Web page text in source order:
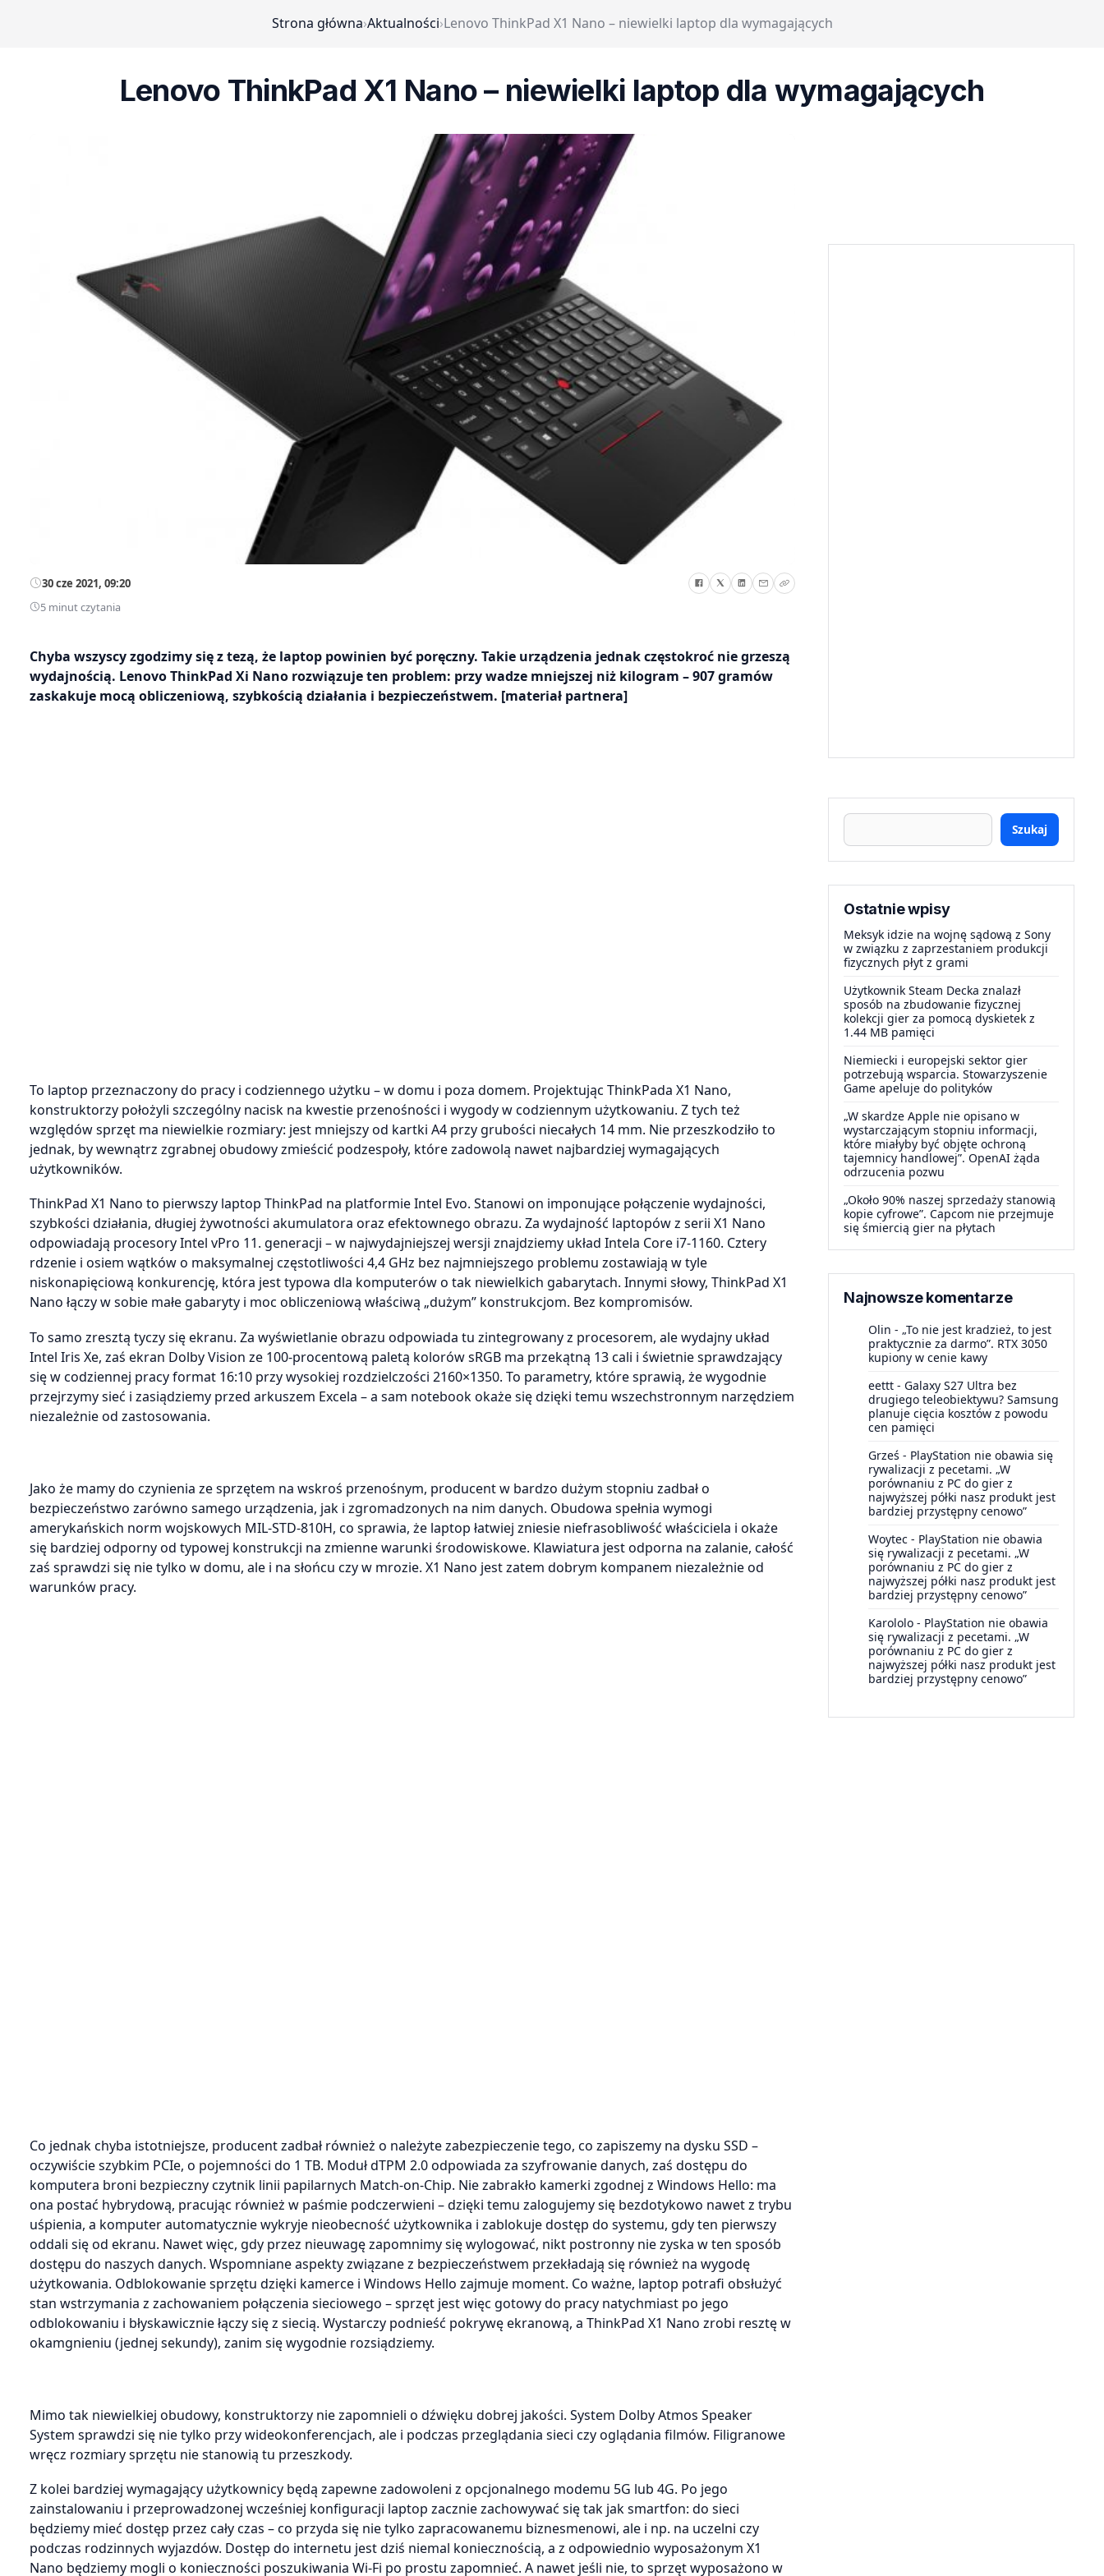
Strona główna›Aktualności›Lenovo ThinkPad X1 Nano – niewielki laptop dla wymagających
Lenovo ThinkPad X1 Nano – niewielki laptop dla wymagających
30 cze 2021, 09:20
5 minut czytania
Chyba wszyscy zgodzimy się z tezą, że laptop powinien być poręczny. Takie urządzenia jednak częstokroć nie grzeszą
wydajnością. Lenovo ThinkPad Xi Nano rozwiązuje ten problem: przy wadze mniejszej niż kilogram – 907 gramów
zaskakuje mocą obliczeniową, szybkością działania i bezpieczeństwem. [materiał partnera]
To laptop przeznaczony do pracy i codziennego użytku – w domu i poza domem. Projektując ThinkPada X1 Nano,
konstruktorzy położyli szczególny nacisk na kwestie przenośności i wygody w codziennym użytkowaniu. Z tych też
względów sprzęt ma niewielkie rozmiary: jest mniejszy od kartki A4 przy grubości niecałych 14 mm. Nie przeszkodziło to
jednak, by wewnątrz zgrabnej obudowy zmieścić podzespoły, które zadowolą nawet najbardziej wymagających
użytkowników.
ThinkPad X1 Nano to pierwszy laptop ThinkPad na platformie Intel Evo. Stanowi on imponujące połączenie wydajności,
szybkości działania, długiej żywotności akumulatora oraz efektownego obrazu. Za wydajność laptopów z serii X1 Nano
odpowiadają procesory Intel vPro 11. generacji – w najwydajniejszej wersji znajdziemy układ Intela Core i7-1160. Cztery
rdzenie i osiem wątków o maksymalnej częstotliwości 4,4 GHz bez najmniejszego problemu zostawiają w tyle
niskonapięciową konkurencję, która jest typowa dla komputerów o tak niewielkich gabarytach. Innymi słowy, ThinkPad X1
Nano łączy w sobie małe gabaryty i moc obliczeniową właściwą „dużym” konstrukcjom. Bez kompromisów.
To samo zresztą tyczy się ekranu. Za wyświetlanie obrazu odpowiada tu zintegrowany z procesorem, ale wydajny układ
Intel Iris Xe, zaś ekran Dolby Vision ze 100-procentową paletą kolorów sRGB ma przekątną 13 cali i świetnie sprawdzający
się w codziennej pracy format 16:10 przy wysokiej rozdzielczości 2160×1350. To parametry, które sprawią, że wygodnie
przejrzymy sieć i zasiądziemy przed arkuszem Excela – a sam notebook okaże się dzięki temu wszechstronnym narzędziem
niezależnie od zastosowania.
Jako że mamy do czynienia ze sprzętem na wskroś przenośnym, producent w bardzo dużym stopniu zadbał o
bezpieczeństwo zarówno samego urządzenia, jak i zgromadzonych na nim danych. Obudowa spełnia wymogi
amerykańskich norm wojskowych MIL-STD-810H, co sprawia, że laptop łatwiej zniesie niefrasobliwość właściciela i okaże
się bardziej odporny od typowej konstrukcji na zmienne warunki środowiskowe. Klawiatura jest odporna na zalanie, całość
zaś sprawdzi się nie tylko w domu, ale i na słońcu czy w mrozie. X1 Nano jest zatem dobrym kompanem niezależnie od
warunków pracy.
Co jednak chyba istotniejsze, producent zadbał również o należyte zabezpieczenie tego, co zapiszemy na dysku SSD –
oczywiście szybkim PCIe, o pojemności do 1 TB. Moduł dTPM 2.0 odpowiada za szyfrowanie danych, zaś dostępu do
komputera broni bezpieczny czytnik linii papilarnych Match-on-Chip. Nie zabrakło kamerki zgodnej z Windows Hello: ma
ona postać hybrydową, pracując również w paśmie podczerwieni – dzięki temu zalogujemy się bezdotykowo nawet z trybu
uśpienia, a komputer automatycznie wykryje nieobecność użytkownika i zablokuje dostęp do systemu, gdy ten pierwszy
oddali się od ekranu. Nawet więc, gdy przez nieuwagę zapomnimy się wylogować, nikt postronny nie zyska w ten sposób
dostępu do naszych danych. Wspomniane aspekty związane z bezpieczeństwem przekładają się również na wygodę
użytkowania. Odblokowanie sprzętu dzięki kamerce i Windows Hello zajmuje moment. Co ważne, laptop potrafi obsłużyć
stan wstrzymania z zachowaniem połączenia sieciowego – sprzęt jest więc gotowy do pracy natychmiast po jego
odblokowaniu i błyskawicznie łączy się z siecią. Wystarczy podnieść pokrywę ekranową, a ThinkPad X1 Nano zrobi resztę w
okamgnieniu (jednej sekundy), zanim się wygodnie rozsiądziemy.
Mimo tak niewielkiej obudowy, konstruktorzy nie zapomnieli o dźwięku dobrej jakości. System Dolby Atmos Speaker
System sprawdzi się nie tylko przy wideokonferencjach, ale i podczas przeglądania sieci czy oglądania filmów. Filigranowe
wręcz rozmiary sprzętu nie stanowią tu przeszkody.
Z kolei bardziej wymagający użytkownicy będą zapewne zadowoleni z opcjonalnego modemu 5G lub 4G. Po jego
zainstalowaniu i przeprowadzonej wcześniej konfiguracji laptop zacznie zachowywać się tak jak smartfon: do sieci
będziemy mieć dostęp przez cały czas – co przyda się nie tylko zapracowanemu biznesmenowi, ale i np. na uczelni czy
podczas rodzinnych wyjazdów. Dostęp do internetu jest dziś niemal koniecznością, a z odpowiednio wyposażonym X1
Nano będziemy mogli o konieczności poszukiwania Wi-Fi po prostu zapomnieć. A nawet jeśli nie, to sprzęt wyposażono w
Szukaj
Ostatnie wpisy
Meksyk idzie na wojnę sądową z Sony
w związku z zaprzestaniem produkcji
fizycznych płyt z grami
Użytkownik Steam Decka znalazł
sposób na zbudowanie fizycznej
kolekcji gier za pomocą dyskietek z
1.44 MB pamięci
Niemiecki i europejski sektor gier
potrzebują wsparcia. Stowarzyszenie
Game apeluje do polityków
„W skardze Apple nie opisano w
wystarczającym stopniu informacji,
które miałyby być objęte ochroną
tajemnicy handlowej”. OpenAI żąda
odrzucenia pozwu
„Około 90% naszej sprzedaży stanowią
kopie cyfrowe”. Capcom nie przejmuje
się śmiercią gier na płytach
Najnowsze komentarze
Olin - „To nie jest kradzież, to jest
praktycznie za darmo”. RTX 3050
kupiony w cenie kawy
eettt - Galaxy S27 Ultra bez
drugiego teleobiektywu? Samsung
planuje cięcia kosztów z powodu
cen pamięci
Grześ - PlayStation nie obawia się
rywalizacji z pecetami. „W
porównaniu z PC do gier z
najwyższej półki nasz produkt jest
bardziej przystępny cenowo”
Woytec - PlayStation nie obawia
się rywalizacji z pecetami. „W
porównaniu z PC do gier z
najwyższej półki nasz produkt jest
bardziej przystępny cenowo”
Karololo - PlayStation nie obawia
się rywalizacji z pecetami. „W
porównaniu z PC do gier z
najwyższej półki nasz produkt jest
bardziej przystępny cenowo”